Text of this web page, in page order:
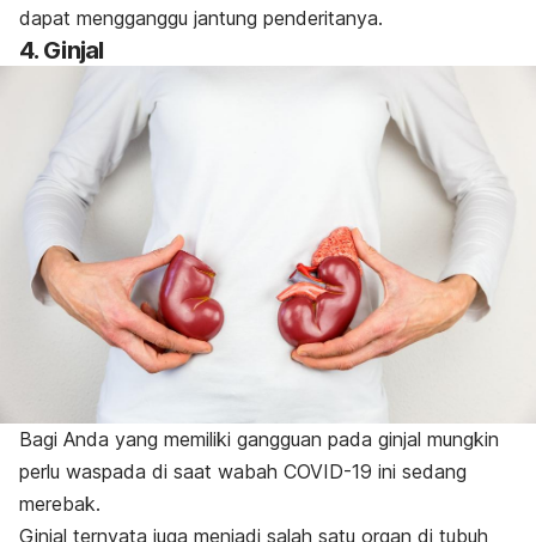
dapat mengganggu jantung penderitanya.
4. Ginjal
Bagi Anda yang memiliki gangguan pada ginjal mungkin
perlu waspada di saat wabah COVID-19 ini sedang
merebak.
Ginjal ternyata juga menjadi salah satu organ di tubuh